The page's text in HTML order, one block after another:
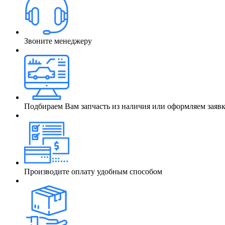
Звоните менеджеру
Подбираем Вам запчасть из наличия или оформляем
Производите оплату удобным способом